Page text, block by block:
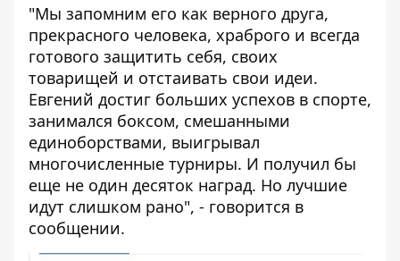
"Мы запомним его как верного друга,
прекрасного человека, храброго и всегда
готового защитить себя, своих
товарищей и отстаивать свои идеи.
Евгений достиг больших успехов в спорте,
занимался боксом, смешанными
единоборствами, выигрывал
многочисленные турниры. И получил бы
еще не один десяток наград. Но лучшие
идут слишком рано", - говорится в
сообщении.